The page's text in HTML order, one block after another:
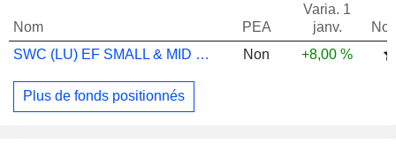
Nom PEA
Varia. 1
janv.
SWC (LU) EF SMALL & MID CAPS JPN DT
Non +8,00 %
Plus de fonds positionnés